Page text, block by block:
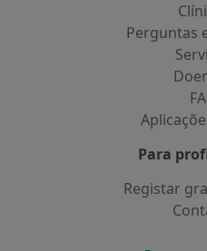
Perguntas
Para
Registar